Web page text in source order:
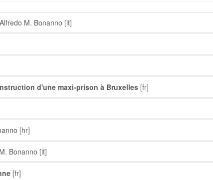
M. Bonanno [it]
d'une maxi-prison à Bruxelles [fr]
[hr]
Bonanno [it]
[fr]